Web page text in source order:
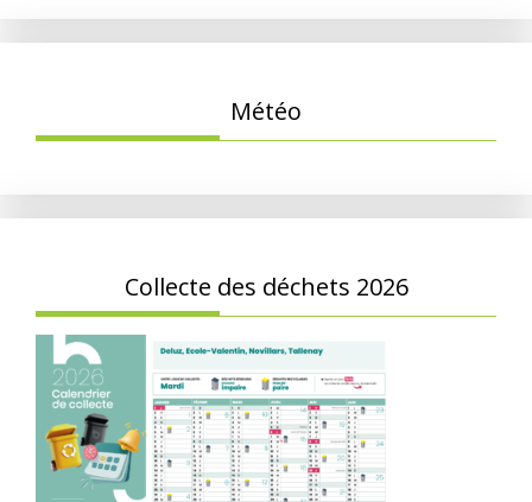
Météo
Collecte des déchets 2026